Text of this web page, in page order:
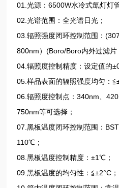
01.光源：6500W水冷式氙灯灯
02.光谱范围：全光谱日光；
03.辐照强度闭环控制范围：
800nm）(Boro/Boro内外过滤片
04.辐照度控制精度：设定值的
05.样品表面的辐照强度均匀：
06.辐照度控制点：340nm、
750nm等可选择；
07.黑板温度闭环控制范围：
110℃；
08.黑板温度控制精度：±1℃；
09.黑板温度的均匀性：≦±2°C；